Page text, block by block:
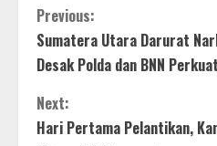
C
o
n
t
Previous:
Sumatera Utara Darurat
Desak Polda dan BNN
Next:
Hari Pertama Pelantikan,